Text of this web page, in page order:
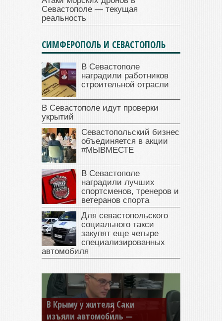
Севастополе — текущая
реальность
СИМФЕРОПОЛЬ И СЕВАСТОПОЛЬ
В Севастополе
наградили работников
строительной отрасли
В Севастополе идут проверки
укрытий
Севастопольский бизнес
объединяется в акции
#МЫВМЕСТЕ
В Севастополе
наградили лучших
спортсменов, тренеров и
ветеранов спорта
Для севастопольского
социального такси
закупят еще четыре
специализированных
автомобиля
В Крыму у жителя Саки
изъяли автомобиль —